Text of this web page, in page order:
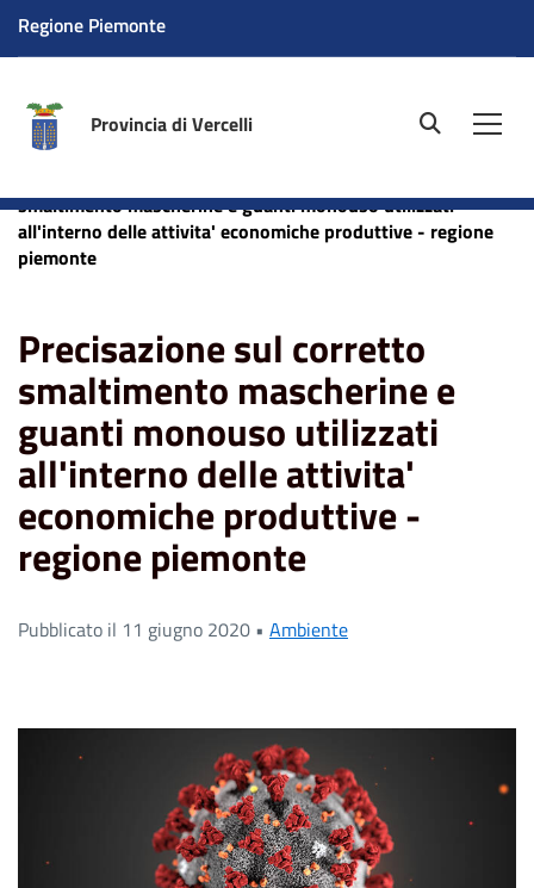
Regione Piemonte
Provincia di Vercelli site.searc
smaltimento mascherine e guanti monouso utilizzati
all'interno delle attivita' economiche produttive - regione
piemonte
Precisazione sul corretto
smaltimento mascherine e
guanti monouso utilizzati
all'interno delle attivita'
economiche produttive -
regione piemonte
Pubblicato il 11 giugno 2020 • Ambiente